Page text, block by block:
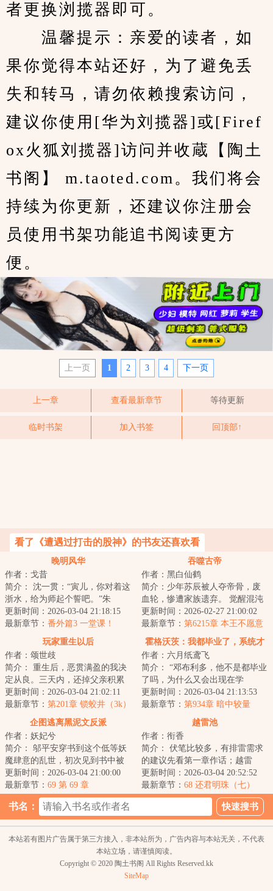
者更换浏揽器即可。
温馨提示：亲爱的读者，如
果你觉得本站还好，为了避免丢
失和转马，请勿依赖搜索访问，
建议你使用[华为刘揽器]或[Firef
ox火狐刘揽器]访问并收蔵【陶土
书阁】 m.taoted.com。我们将会
持续为你更新，还建议你注册会
员使用书架功能追书阅读更方
便。
上一页 1 2 3 4 下一页
上一章 查看最新章节 等待更新
临时书架 加入书签 回顶部↑
看了《遭遇过打击的股神》的书友还喜欢看
晚明风华
作者：戈昔
简介： 沈一贯：“寅儿，你对着这
浙水，给为师起个誓吧。”朱
寅：“先生要学生起个什么誓？”沈
一...
更新时间：2026-03-04 21:18:15
最新章节： 番外篇3 一堂课！
吞噬古帝
作者：黑白仙鹤
简介：少年苏辰被人夺帝骨，废
血轮，惨遭家族遗弃。 觉醒混沌
体，开启混沌吞噬塔，以混沌杀
戮重聚血轮，...
更新时间：2026-02-27 21:00:02
最新章节： 第6215章 本王不愿意
随意滥杀无辜
玩家重生以后
作者：颂世歧
简介： 重生后，恶贯满盈的我决
定从良。三天内，还掉父亲积累
的赌债，拜入天下第一大宗门，
找到前...
更新时间：2026-03-04 21:02:11
最新章节： 第201章 锁蛟井（3k）
霍格沃茨：我都毕业了，系统才
来
作者：六月纸鸢飞
简介： “邓布利多，他不是都毕业
了吗，为什么又会出现在学
校！”\n
更新时间：2026-03-04 21:13:53
最新章节： 第934章 暗中较量
企图逃离黑泥文反派
作者：妖妃兮
简介： 邬平安穿书到这个低等妖
魔肆意的乱世，初次见到书中被
誉为黑泥反派的姬玉嵬时，他才
十八，...
更新时间：2026-03-04 21:00:00
最新章节： 69 第 69 章
越雷池
作者：衔香
简介： 伏笔比较多，有排雷需求
的建议先看第一章作话；越雷
池：“我将违背我的天性、忤逆我
的本能...
更新时间：2026-03-04 20:52:52
最新章节： 68 还君明珠（七）
书名：
本站若有图片广告属于第三方接入，非本站所为，广告内容与本站无关，不代表
本站立场，请谨慎阅读。
Copyright © 2020 陶土书阁 All Rights Reserved.kk
SiteMap